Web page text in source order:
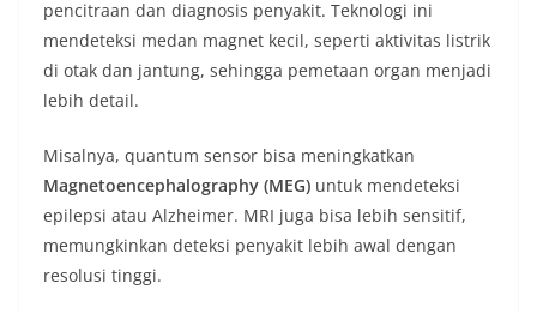
pencitraan dan diagnosis penyakit. Teknologi ini
mendeteksi medan magnet kecil, seperti aktivitas listrik
di otak dan jantung, sehingga pemetaan organ menjadi
lebih detail.
Misalnya, quantum sensor bisa meningkatkan
Magnetoencephalography (MEG) untuk mendeteksi
epilepsi atau Alzheimer. MRI juga bisa lebih sensitif,
memungkinkan deteksi penyakit lebih awal dengan
resolusi tinggi.